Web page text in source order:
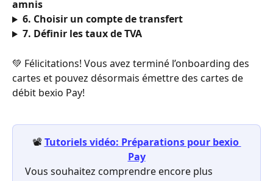
amnis
6. Choisir un compte de transfert
7. Définir les taux de TVA
💚 Félicitations! Vous avez terminé l’onboarding des
cartes et pouvez désormais émettre des cartes de
débit bexio Pay!
📽️ Tutoriels vidéo: Préparations pour bexio
Pay
Vous souhaitez comprendre encore plus